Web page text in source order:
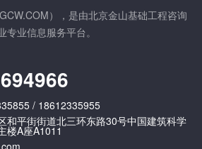
），是由北京金山基础工程咨询
业信息服务平台。
/ 18612335955
和平街街道北三环东路30号中国建筑科学
楼A座A1011